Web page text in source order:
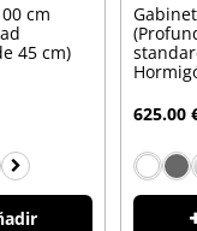
cm
45 cm)
625.00